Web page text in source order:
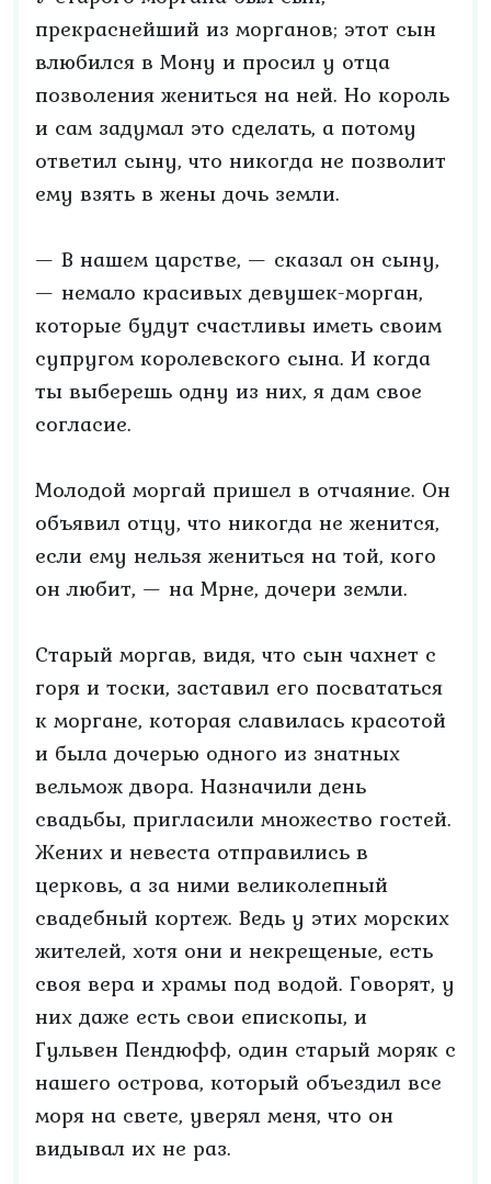
прекраснейший из морганов; этот сын
влюбился в Мону и просил у отца
позволения жениться на ней. Но король
и сам задумал это сделать, а потому
ответил сыну, что никогда не позволит
ему взять в жены дочь земли.
— В нашем царстве, — сказал он сыну,
— немало красивых девушек-морган,
которые будут счастливы иметь своим
супругом королевского сына. И когда
ты выберешь одну из них, я дам свое
согласие.
Молодой моргай пришел в отчаяние. Он
объявил отцу, что никогда не женится,
если ему нельзя жениться на той, кого
он любит, — на Мрне, дочери земли.
Старый моргав, видя, что сын чахнет с
горя и тоски, заставил его посвататься
к моргане, которая славилась красотой
и была дочерью одного из знатных
вельмож двора. Назначили день
свадьбы, пригласили множество гостей.
Жених и невеста отправились в
церковь, а за ними великолепный
свадебный кортеж. Ведь у этих морских
жителей, хотя они и некрещеные, есть
своя вера и храмы под водой. Говорят, у
них даже есть свои епископы, и
Гульвен Пендюфф, один старый моряк с
нашего острова, который объездил все
моря на свете, уверял меня, что он
видывал их не раз.